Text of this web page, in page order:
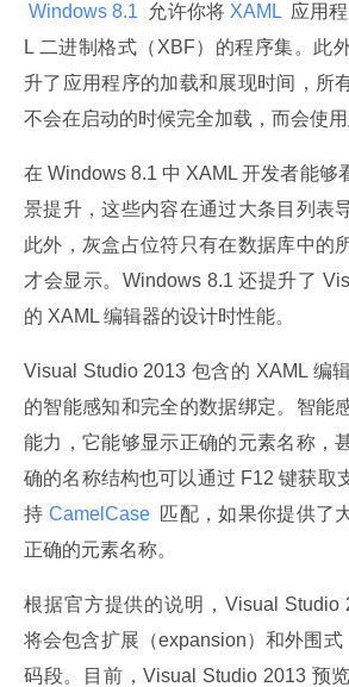
Windows 8.1 允许你将 XAML 应用
L 二进制格式（XBF）的程序集。此
升了应用程序的加载和展现时间，所
不会在启动的时候完全加载，而会使用
在 Windows 8.1 中 XAML 开发者能够
景提升，这些内容在通过大条目列表
此外，灰盒占位符只有在数据库中的
才会显示。Windows 8.1 还提升了
的 XAML 编辑器的设计时性能。
Visual Studio 2013 包含的 XAML 编
的智能感知和完全的数据绑定。智能
能力，它能够显示正确的元素名称，
确的名称结构也可以通过 F12 键获取
持 CamelCase 匹配，如果你提供了
正确的元素名称。
根据官方提供的说明，Visual Studio
将会包含扩展（expansion）和外围
码段。目前，Visual Studio 2013 预